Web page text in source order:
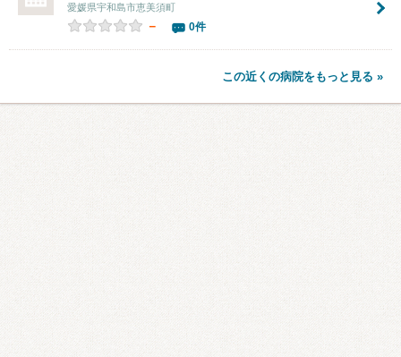
愛媛県宇和島市恵美須町
－ 0件
この近くの病院をもっと見る »